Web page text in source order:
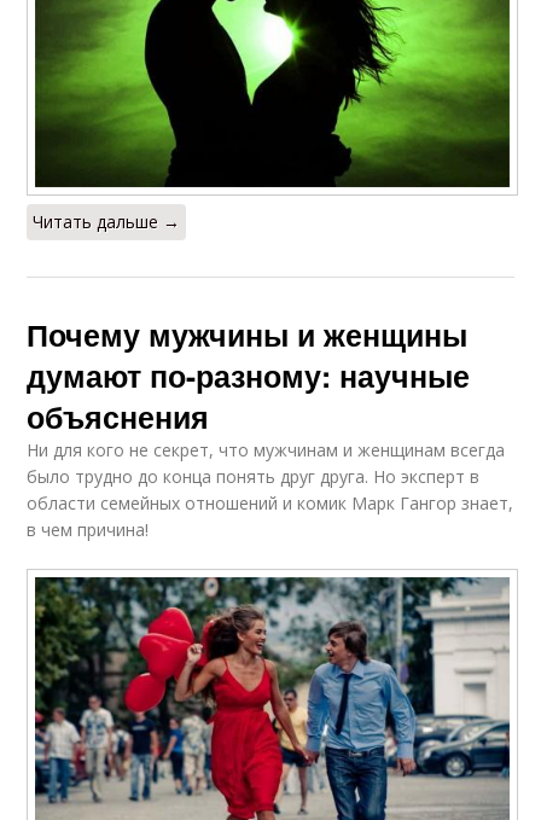
Читать дальше →
Почему мужчины и женщины
думают по-разному: научные
объяснения
Ни для кого не секрет, что мужчинам и женщинам всегда
было трудно до конца понять друг друга. Но эксперт в
области семейных отношений и комик Марк Гангор знает,
в чем причина!